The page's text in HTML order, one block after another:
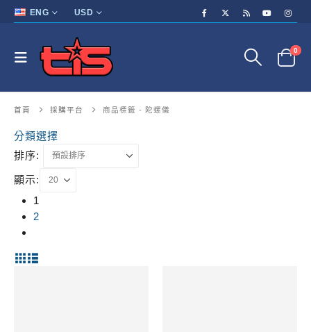
ENG USD
0
首頁 採購平台 商品標籤 - 陀螺儀
分類選擇
排序:
顯示:
1
2